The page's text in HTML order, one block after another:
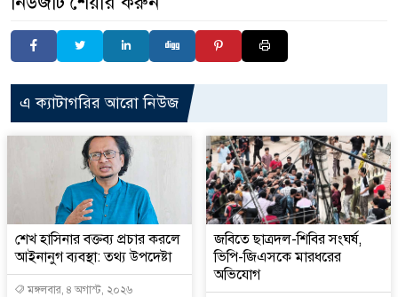
এ ক্যাটাগরির আরো নিউজ
শেখ হাসিনার বক্তব্য প্রচার করলে
আইনানুগ ব্যবস্থা: তথ্য উপদেষ্টা
মঙ্গলবার, ৪ অগাস্ট, ২০২৬
জবিতে ছাত্রদল-শিবির সংঘর্ষ,
ভিপি-জিএসকে মারধরের
অভিযোগ